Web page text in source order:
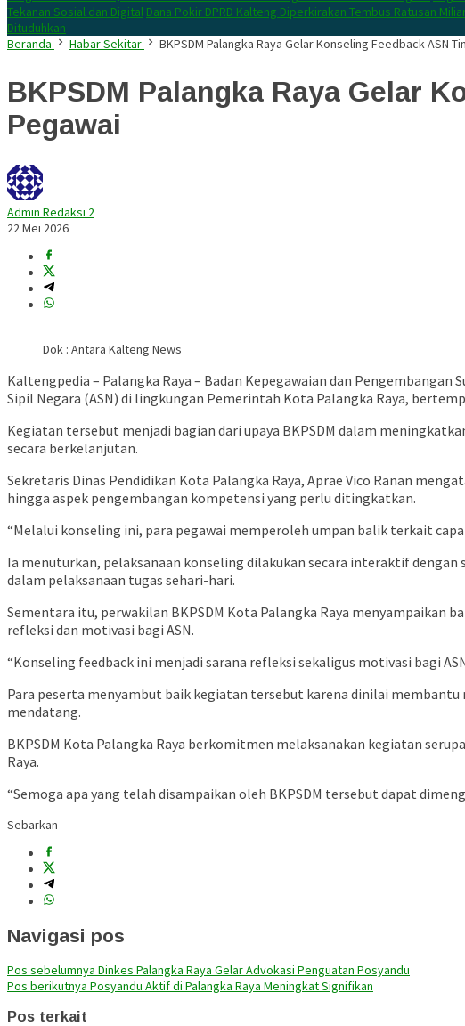
Tekanan Sosial dan Digital Dana Pokir DPRD Kalteng Diperkirakan Tembus Ratusan
Dituduhkan
Beranda
Habar Sekitar BKPSDM Palangka Raya Gelar Konseling Feedback ASN
BKPSDM Palangka Raya Gelar
Pegawai
Admin Redaksi 2
22 Mei 2026
Dok : Antara Kalteng News
Kaltengpedia – Palangka Raya – Badan Kepegawaian dan Pengembangan
Sipil Negara (ASN) di lingkungan Pemerintah Kota Palangka Raya,
Kegiatan tersebut menjadi bagian dari upaya BKPSDM dalam
secara berkelanjutan.
Sekretaris Dinas Pendidikan Kota Palangka Raya, Aprae Vico Ranan
hingga aspek pengembangan kompetensi yang perlu ditingkatkan.
“Melalui konseling ini, para pegawai memperoleh umpan balik terkait
Ia menuturkan, pelaksanaan konseling dilakukan secara interaktif
dalam pelaksanaan tugas sehari-hari.
Sementara itu, perwakilan BKPSDM Kota Palangka Raya
refleksi dan motivasi bagi ASN.
“Konseling feedback ini menjadi sarana refleksi sekaligus motivasi bagi
Para peserta menyambut baik kegiatan tersebut karena dinilai
mendatang.
BKPSDM Kota Palangka Raya berkomitmen melaksanakan kegiatan
Raya.
“Semoga apa yang telah disampaikan oleh BKPSDM tersebut dapat
Sebarkan
Navigasi pos
Pos sebelumnya Dinkes Palangka Raya Gelar Advokasi Penguatan Posyandu
Pos berikutnya Posyandu Aktif di Palangka Raya Meningkat Signifikan
Pos terkait